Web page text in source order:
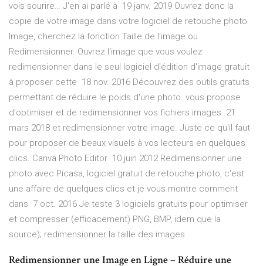
vois sourire… J'en ai parlé à 19 janv. 2019 Ouvrez donc la
copie de votre image dans votre logiciel de retouche photo
Image, cherchez la fonction Taille de l'image ou
Redimensionner. Ouvrez l'image que vous voulez
redimensionner dans le seul logiciel d'édition d'image gratuit
à proposer cette 18 nov. 2016 Découvrez des outils gratuits
permettant de réduire le poids d'une photo. vous propose
d'optimiser et de redimensionner vos fichiers images. 21
mars 2018 et redimensionner votre image. Juste ce qu'il faut
pour proposer de beaux visuels à vos lecteurs en quelques
clics. Canva Photo Editor 10 juin 2012 Redimensionner une
photo avec Picasa, logiciel gratuit de retouche photo, c'est
une affaire de quelques clics et je vous montre comment
dans 7 oct. 2016 Je teste 3 logiciels gratuits pour optimiser
et compresser (efficacement) PNG, BMP, idem que la
source); redimensionner la taille des images
Redimensionner une Image en Ligne – Réduire une